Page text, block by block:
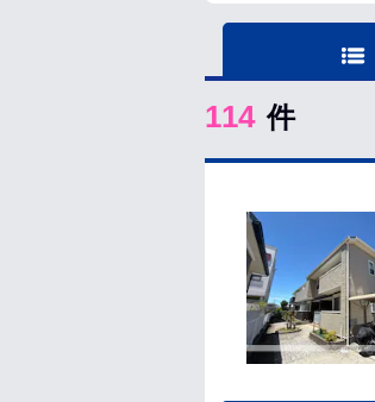
114 件